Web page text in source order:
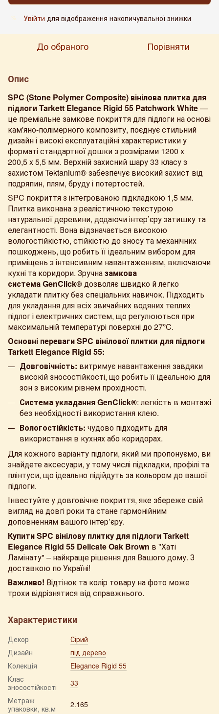
% Увійти для відображення накопичувальної знижки
До обраного Порівняти
Опис
SPC (Stone Polymer Composite) вінілова плитка для
підлоги Tarkett Elegance Rigid 55 Patchwork White—
це преміальне замкове покриття для підлоги на основі
кам'яно-полімерного композиту, поєднує стильний
дизайн і високі експлуатаційні характеристики у
форматі стандартної дошки з розмірами 1200 x
200,5 x 5,5 мм. Верхній захисний шару 33 класу з
захистом Tektanium®забезпечує високий захист від
подряпин, плям, бруду і потертостей.
SPC покриття з інтегрованою підкладкою 1,5 мм.
Плитка виконана з реалістичною текстурою
натуральної деревини, додаючи інтер’єру затишку та
елегантності. Вона відзначається високою
вологостійкістю, стійкістю до зносу та механічних
пошкоджень, що робить її ідеальним вибором для
приміщень з інтенсивним навантаженням, включаючи
кухні та коридори. Зручназамкова
система GenClick® дозволяє швидко й легко
укладати плитку без спеціальних навичок. Підходить
для укладання для всіх звичайних водяних теплих
підлог і електричних систем, що регулюються при
максимальній температурі поверхні до 27°C.
Основні переваги SPC вінілової плитки для підлоги
Tarkett Elegance Rigid 55:
Довговічність: витримує навантаження завдяки
високій зносостійкості, що робить її ідеальною для
зон з високим рівнем прохідності.
Система укладанняGenClick®: легкість в монтажі
без необхідності використання клею.
Вологостійкість: чудово підходить для
використання в кухнях або коридорах.
Для кожного варіанту підлоги, який ми пропонуємо, ви
знайдете аксесуари, у тому числі підкладки, профілі та
плінтуси, що ідеально підійдуть за кольором до вашої
підлоги.
Інвестуйте у довговічне покриття, яке збереже свій
вигляд на довгі роки та стане гармонійним
доповненням вашого інтер’єру.
Купити SPC вінілову плитку для підлоги Tarkett
Elegance Rigid 55 Delicate Oak Brown в "Хаті
Ламінату" – найкраще рішення для Вашого дому. З
доставкою по Україні!
Важливо! Відтінок та колір товару на фото може
трохи відрізнятися від справжнього.
Характеристики
Декор
Сірий
Дизайн
під дерево
Колекція
Elegance Rigid 55
Клас
зносостійкості
33
Метраж
упаковки, кв.м
2.165